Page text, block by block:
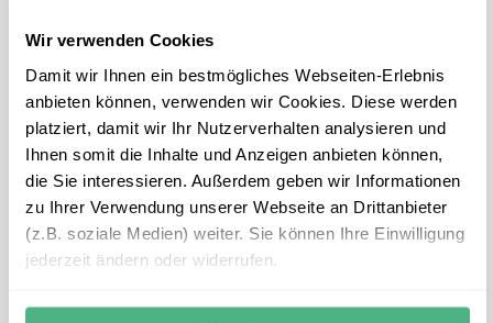
Wir verwenden Cookies
Damit wir Ihnen ein bestmögliches Webseiten-Erlebnis
anbieten können, verwenden wir Cookies. Diese werden
platziert, damit wir Ihr Nutzerverhalten analysieren und
Ihnen somit die Inhalte und Anzeigen anbieten können,
die Sie interessieren. Außerdem geben wir Informationen
zu Ihrer Verwendung unserer Webseite an Drittanbieter
(z.B. soziale Medien) weiter. Sie können Ihre Einwilligung
jederzeit ändern oder widerrufen.
E-Mail
vietnam@erlebe.de